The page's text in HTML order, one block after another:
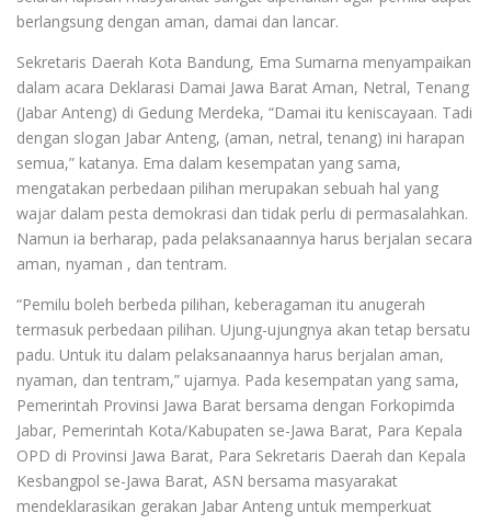
berlangsung dengan aman, damai dan lancar.
Sekretaris Daerah Kota Bandung, Ema Sumarna menyampaikan
dalam acara Deklarasi Damai Jawa Barat Aman, Netral, Tenang
(Jabar Anteng) di Gedung Merdeka, “Damai itu keniscayaan. Tadi
dengan slogan Jabar Anteng, (aman, netral, tenang) ini harapan
semua,” katanya. Ema dalam kesempatan yang sama,
mengatakan perbedaan pilihan merupakan sebuah hal yang
wajar dalam pesta demokrasi dan tidak perlu di permasalahkan.
Namun ia berharap, pada pelaksanaannya harus berjalan secara
aman, nyaman , dan tentram.
“Pemilu boleh berbeda pilihan, keberagaman itu anugerah
termasuk perbedaan pilihan. Ujung-ujungnya akan tetap bersatu
padu. Untuk itu dalam pelaksanaannya harus berjalan aman,
nyaman, dan tentram,” ujarnya. Pada kesempatan yang sama,
Pemerintah Provinsi Jawa Barat bersama dengan Forkopimda
Jabar, Pemerintah Kota/Kabupaten se-Jawa Barat, Para Kepala
OPD di Provinsi Jawa Barat, Para Sekretaris Daerah dan Kepala
Kesbangpol se-Jawa Barat, ASN bersama masyarakat
mendeklarasikan gerakan Jabar Anteng untuk memperkuat